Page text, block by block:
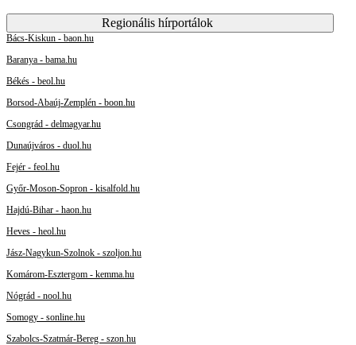
Regionális hírportálok
Bács-Kiskun - baon.hu
Baranya - bama.hu
Békés - beol.hu
Borsod-Abaúj-Zemplén - boon.hu
Csongrád - delmagyar.hu
Dunaújváros - duol.hu
Fejér - feol.hu
Győr-Moson-Sopron - kisalfold.hu
Hajdú-Bihar - haon.hu
Heves - heol.hu
Jász-Nagykun-Szolnok - szoljon.hu
Komárom-Esztergom - kemma.hu
Nógrád - nool.hu
Somogy - sonline.hu
Szabolcs-Szatmár-Bereg - szon.hu